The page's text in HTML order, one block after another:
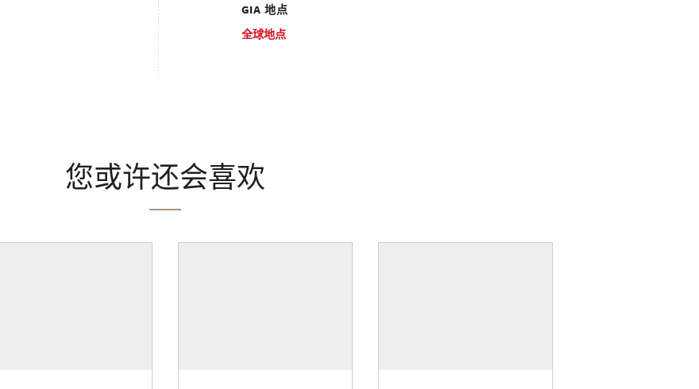
GIA 地点
全球地点
您或许还会喜欢